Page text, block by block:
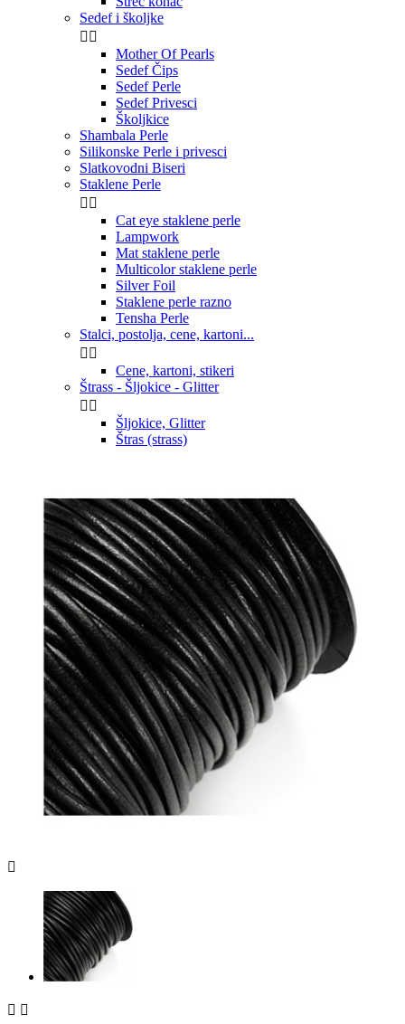
Sedef i školjke
 
Mother Of Pearls
Sedef Čips
Sedef Perle
Sedef Privesci
Školjkice
Shambala Perle
Silikonske Perle i privesci
Slatkovodni Biseri
Staklene Perle
 
Cat eye staklene perle
Lampwork
Mat staklene perle
Multicolor staklene perle
Silver Foil
Staklene perle razno
Tensha Perle
Stalci, postolja, cene, kartoni...
 
Cene, kartoni, stikeri
Štrass - Šljokice - Glitter
 
Šljokice, Glitter
Štras (strass)

 